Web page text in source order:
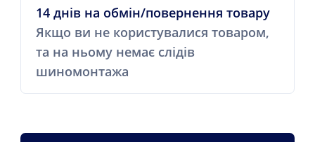
14 днів на обмін/повернення товару
Якщо ви не користувалися товаром,
та на ньому немає слідів
шиномонтажа